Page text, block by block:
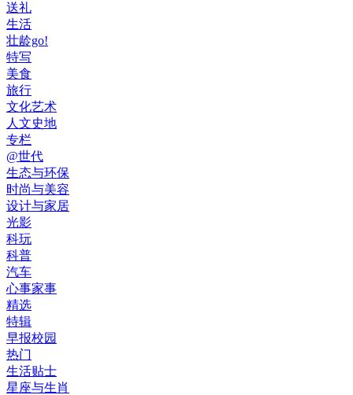
送礼
生活
壮龄go!
特写
美食
旅行
文化艺术
人文史地
专栏
@世代
生态与环保
时尚与美容
设计与家居
光影
科玩
科普
汽车
心事家事
精选
特辑
早报校园
热门
生活贴士
星座与生肖